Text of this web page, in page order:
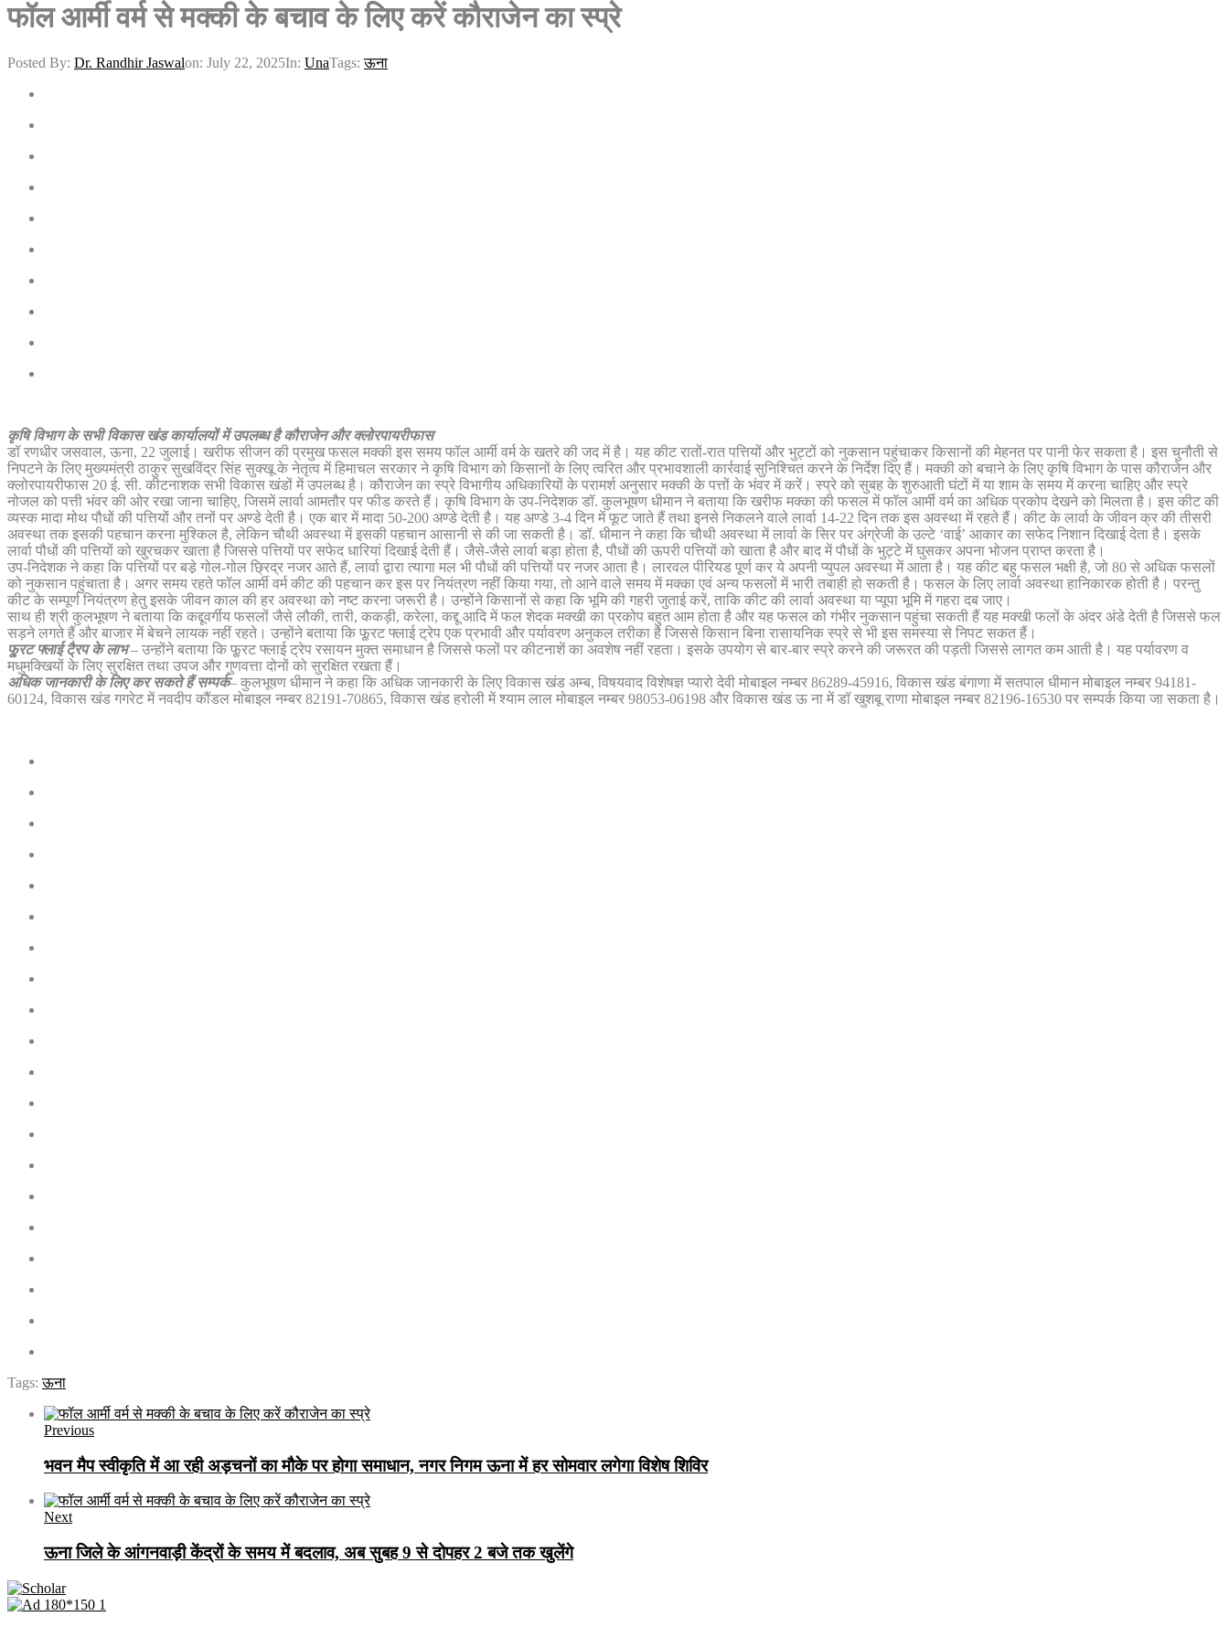
फॉल आर्मी वर्म से मक्की के बचाव के लिए करें कौराजेन का स्प्रे
Posted By: Dr. Randhir Jaswalon: July 22, 2025In: UnaTags:ऊना
कृषि विभाग के सभी विकास खंड कार्यालयों में उपलब्ध है कौराजेन और क्लोरपायरीफास
डॉ रणधीर जसवाल, ऊना, 22 जुलाई। खरीफ सीजन की प्रमुख फसल मक्की इस समय फॉल आर्मी वर्म के खतरे की जद में है। यह कीट रातों-रात पत्तियों और भुट्टों को नुकसान पहुंचाकर किसानों की मेहनत पर पानी फेर सकता है। इस चुनौती से
निपटने के लिए मुख्यमंत्री ठाकुर सुखविंद्र सिंह सुक्खू के नेतृत्व में हिमाचल सरकार ने कृषि विभाग को किसानों के लिए त्वरित और प्रभावशाली कार्रवाई सुनिश्चित करने के निर्देश दिए हैं। मक्की को बचाने के लिए कृषि विभाग के पास कौराजेन और
क्लोरपायरीफास 20 ई. सी. कीटनाशक सभी विकास खंडों में उपलब्ध है। कौराजेन का स्प्रे विभागीय अधिकारियों के परामर्श अनुसार मक्की के पत्तों के भंवर में करें। स्प्रे को सुबह के शुरुआती घंटों में या शाम के समय में करना चाहिए और स्प्रे
नोजल को पत्ती भंवर की ओर रखा जाना चाहिए, जिसमें लार्वा आमतौर पर फीड करते हैं। कृषि विभाग के उप-निदेशक डॉ. कुलभूषण धीमान ने बताया कि खरीफ मक्का की फसल में फॉल आर्मी वर्म का अधिक प्रकोप देखने को मिलता है। इस कीट की
व्यस्क मादा मोथ पौधों की पत्तियों और तनों पर अण्डे देती है। एक बार में मादा 50-200 अण्डे देती है। यह अण्डे 3-4 दिन में फूट जाते हैं तथा इनसे निकलने वाले लार्वा 14-22 दिन तक इस अवस्था में रहते हैं। कीट के लार्वा के जीवन क्र की तीसरी
अवस्था तक इसकी पहचान करना मुश्किल है, लेकिन चौथी अवस्था में इसकी पहचान आसानी से की जा सकती है। डॉ. धीमान ने कहा कि चौथी अवस्था में लार्वा के सिर पर अंग्रेजी के उल्टे ‘वाई’ आकार का सफेद निशान दिखाई देता है। इसके
लार्वा पौधों की पत्तियों को खुरचकर खाता है जिससे पत्तियों पर सफेद धारियां दिखाई देती हैं। जैसे-जैसे लार्वा बड़ा होता है, पौधों की ऊपरी पत्तियों को खाता है और बाद में पौधों के भुट्टे में घुसकर अपना भोजन प्राप्त करता है।
उप-निदेशक ने कहा कि पत्तियों पर बडे़ गोल-गोल छ्रिद्र नजर आते हैं, लार्वा द्वारा त्यागा मल भी पौधों की पत्तियों पर नजर आता है। लारवल पीरियड पूर्ण कर ये अपनी प्युपल अवस्था में आता है। यह कीट बहु फसल भक्षी है, जो 80 से अधिक फसलों
को नुकसान पहुंचाता है। अगर समय रहते फॉल आर्मी वर्म कीट की पहचान कर इस पर नियंत्रण नहीं किया गया, तो आने वाले समय में मक्का एवं अन्य फसलों में भारी तबाही हो सकती है। फसल के लिए लार्वा अवस्था हानिकारक होती है। परन्तु
कीट के सम्पूर्ण नियंत्रण हेतु इसके जीवन काल की हर अवस्था को नष्ट करना जरूरी है। उन्होंने किसानों से कहा कि भूमि की गहरी जुताई करें, ताकि कीट की लार्वा अवस्था या प्यूपा भूमि में गहरा दब जाए।
साथ ही श्री कुलभूषण ने बताया कि कद्दूवर्गीय फसलों जैसे लौकी, तारी, ककड़ी, करेला, कद्दू आदि में फल शेदक मक्खी का प्रकोप बहुत आम होता है और यह फसल को गंभीर नुकसान पहुंचा सकती हैं यह मक्खी फलों के अंदर अंडे देती है जिससे फल
सड़ने लगते हैं और बाजार में बेचने लायक नहीं रहते। उन्होंने बताया कि फू्रट फ्लाई ट्रेप एक प्रभावी और पर्यावरण अनुकल तरीका है जिससे किसान बिना रासायनिक स्प्रे से भी इस समस्या से निपट सकत हैं।
फू्रट फ्लाई टै्रप के लाभ– उन्होंने बताया कि फू्रट फ्लाई ट्रेप रसायन मुक्त समाधान है जिससे फलों पर कीटनाशें का अवशेष नहीं रहता। इसके उपयोग से बार-बार स्प्रे करने की जरूरत की पड़ती जिससे लागत कम आती है। यह पर्यावरण व
मधुमक्खियों के लिए सुरक्षित तथा उपज और गुणवत्ता दोनों को सुरक्षित रखता हैं।
अधिक जानकारी के लिए कर सकते हैं सम्पर्क– कुलभूषण धीमान ने कहा कि अधिक जानकारी के लिए विकास खंड अम्ब, विषयवाद विशेषज्ञ प्यारो देवी मोबाइल नम्बर 86289-45916, विकास खंड बंगाणा में सतपाल धीमान मोबाइल नम्बर 94181-
60124, विकास खंड गगरेट में नवदीप कौंडल मोबाइल नम्बर 82191-70865, विकास खंड हरोली में श्याम लाल मोबाइल नम्बर 98053-06198 और विकास खंड ऊ ना में डॉ खुशबू राणा मोबाइल नम्बर 82196-16530 पर सम्पर्क किया जा सकता है।
Tags:ऊना
Previous
भवन मैप स्वीकृति में आ रही अड़चनों का मौके पर होगा समाधान, नगर निगम ऊना में हर सोमवार लगेगा विशेष शिविर
Next
ऊना जिले के आंगनवाड़ी केंद्रों के समय में बदलाव, अब सुबह 9 से दोपहर 2 बजे तक खुलेंगे